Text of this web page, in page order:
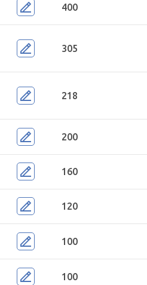
400
305
218
200
160
120
100
100